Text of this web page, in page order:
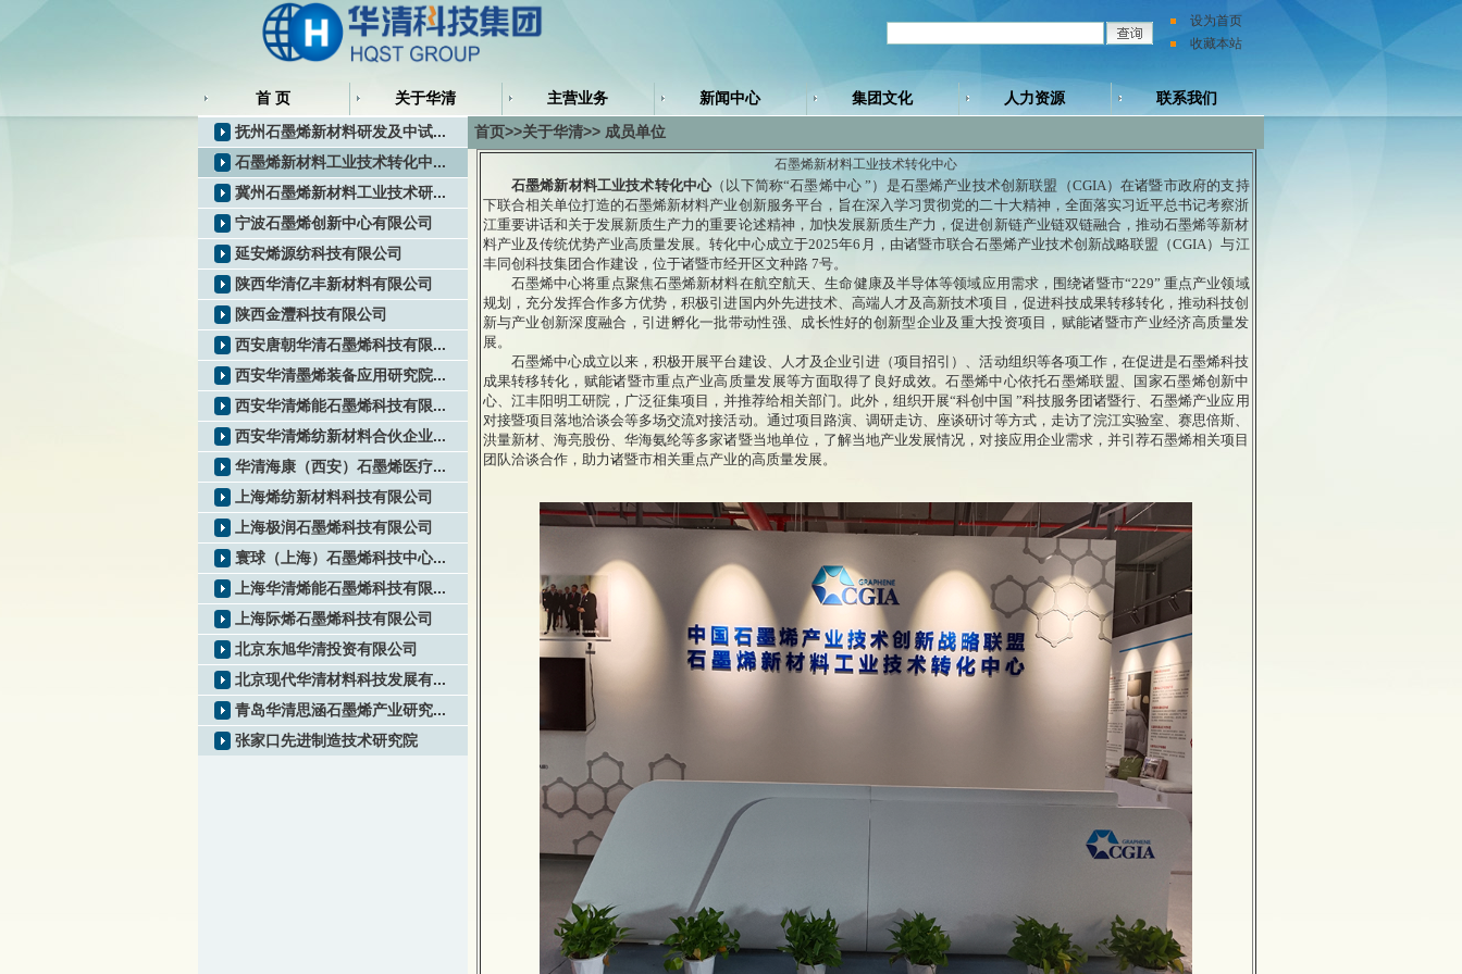
设为首页
收藏本站
首 页 关于华清 主营业务 新闻中心 集团文化 人力资源 联系我们
抚州石墨烯新材料研发及中试...
石墨烯新材料工业技术转化中...
冀州石墨烯新材料工业技术研...
宁波石墨烯创新中心有限公司
延安烯源纺科技有限公司
陕西华清亿丰新材料有限公司
陕西金灃科技有限公司
西安唐朝华清石墨烯科技有限...
西安华清墨烯装备应用研究院...
西安华清烯能石墨烯科技有限...
西安华清烯纺新材料合伙企业...
华清海康（西安）石墨烯医疗...
上海烯纺新材料科技有限公司
上海极润石墨烯科技有限公司
寰球（上海）石墨烯科技中心...
上海华清烯能石墨烯科技有限...
上海际烯石墨烯科技有限公司
北京东旭华清投资有限公司
北京现代华清材料科技发展有...
青岛华清思涵石墨烯产业研究...
张家口先进制造技术研究院
首页>>关于华清>> 成员单位
石墨烯新材料工业技术转化中心
石墨烯新材料工业技术转化中心（以下简称“石墨烯中心 ”）是石墨烯产业技术创新联盟（CGIA）在诸暨市政府的支持
下联合相关单位打造的石墨烯新材料产业创新服务平台，旨在深入学习贯彻党的二十大精神，全面落实习近平总书记考察浙
江重要讲话和关于发展新质生产力的重要论述精神，加快发展新质生产力，促进创新链产业链双链融合，推动石墨烯等新材
料产业及传统优势产业高质量发展。转化中心成立于2025年6月，由诸暨市联合石墨烯产业技术创新战略联盟（CGIA）与江
丰同创科技集团合作建设，位于诸暨市经开区文种路 7号。
石墨烯中心将重点聚焦石墨烯新材料在航空航天、生命健康及半导体等领域应用需求，围绕诸暨市“229” 重点产业领域
规划，充分发挥合作多方优势，积极引进国内外先进技术、高端人才及高新技术项目，促进科技成果转移转化，推动科技创
新与产业创新深度融合，引进孵化一批带动性强、成长性好的创新型企业及重大投资项目，赋能诸暨市产业经济高质量发
展。
石墨烯中心成立以来，积极开展平台建设、人才及企业引进（项目招引）、活动组织等各项工作，在促进是石墨烯科技
成果转移转化，赋能诸暨市重点产业高质量发展等方面取得了良好成效。石墨烯中心依托石墨烯联盟、国家石墨烯创新中
心、江丰阳明工研院，广泛征集项目，并推荐给相关部门。此外，组织开展“科创中国 ”科技服务团诸暨行、石墨烯产业应用
对接暨项目落地洽谈会等多场交流对接活动。通过项目路演、调研走访、座谈研讨等方式，走访了浣江实验室、赛思倍斯、
洪量新材、海亮股份、华海氨纶等多家诸暨当地单位，了解当地产业发展情况，对接应用企业需求，并引荐石墨烯相关项目
团队洽谈合作，助力诸暨市相关重点产业的高质量发展。